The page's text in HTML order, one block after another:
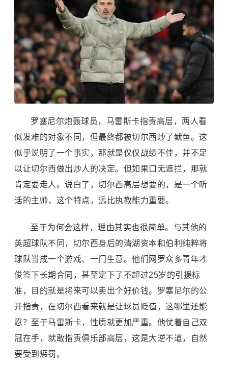
罗塞尼尔炮轰球员，马雷斯卡指责高层，两人看
似发难的对象不同，但最终都被切尔西炒了鱿鱼。这
似乎说明了一个事实，那就是仅仅战绩不佳，并不足
以让切尔西做出炒人的决定。但如果口无遮拦，那就
肯定要走人。说白了，切尔西高层想要的，是一个听
话的主帅，这个特点，远比执教能力重要。
至于为何会这样，理由其实也很简单。与其他的
英超球队不同，切尔西身后的清湖资本和伯利纯粹将
球队当成一个游戏、一门生意。他们网罗众多青年才
俊签下长期合同，甚至定下了不超过25岁的引援标
准，目的就是将来可以卖出个好价钱。罗塞尼尔的公
开指责，在切尔西看来就是让球员贬值，这哪里还能
忍？至于马雷斯卡，性质就更加严重。他仗着自己双
冠在手，就敢指责俱乐部高层，这是大逆不道，自然
要受到惩罚。